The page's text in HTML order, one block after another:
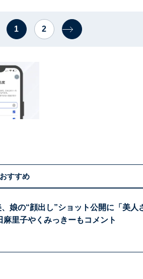
1 2
すすめ
娘の“顔出し”ショット公開に「美人
麻里子やくみっきーもコメント